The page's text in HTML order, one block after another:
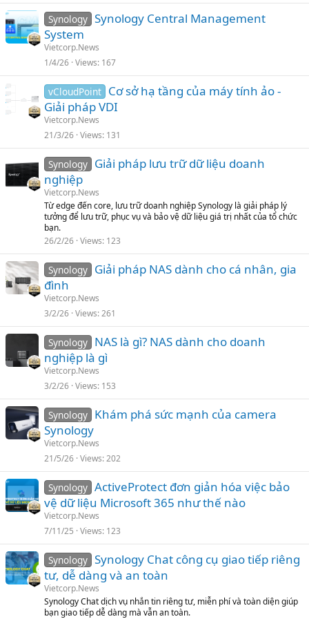
Synology Synology Central Management
System
Vietcorp.News
1/4/26 Views 167
vCloudPoint Cơ sở hạ tầng của máy tính ảo -
Giải pháp VDI
Vietcorp.News
21/3/26 Views 131
Synology Giải pháp lưu trữ dữ liệu doanh
nghiệp
Vietcorp.News
Từ edge đến core, lưu trữ doanh nghiệp Synology là giải pháp lý
tưởng để lưu trữ, phục vụ và bảo vệ dữ liệu giá trị nhất của tổ chức
bạn.
26/2/26 Views 123
Synology Giải pháp NAS dành cho cá nhân, gia
đình
Vietcorp.News
3/2/26 Views 261
Synology NAS là gì? NAS dành cho doanh
nghiệp là gì
Vietcorp.News
3/2/26 Views 153
Synology Khám phá sức mạnh của camera
Synology
Vietcorp.News
21/5/26 Views 202
Synology ActiveProtect đơn giản hóa việc bảo
vệ dữ liệu Microsoft 365 như thế nào
Vietcorp.News
7/11/25 Views 123
Synology Synology Chat công cụ giao tiếp riêng
tư, dễ dàng và an toàn
Vietcorp.News
Synology Chat dịch vụ nhắn tin riêng tư, miễn phí và toàn diện giúp
bạn giao tiếp dễ dàng mà vẫn an toàn.